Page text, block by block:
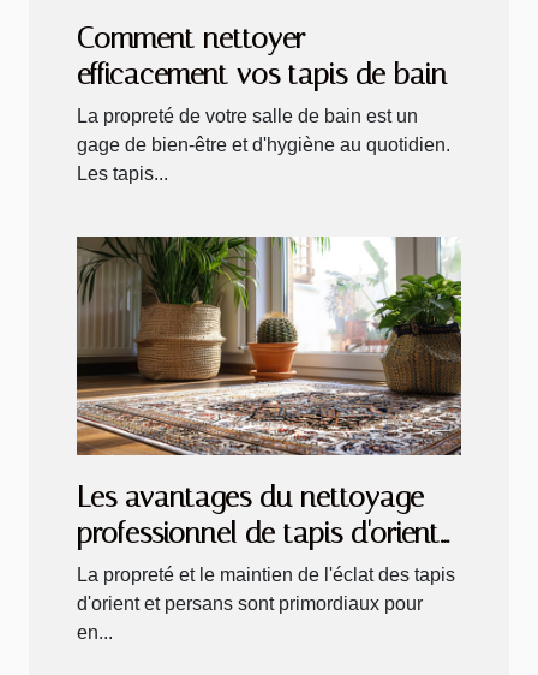
Comment nettoyer
efficacement vos tapis de bain
La propreté de votre salle de bain est un
gage de bien-être et d'hygiène au quotidien.
Les tapis...
Les avantages du nettoyage
professionnel de tapis d'orient
et persan
La propreté et le maintien de l'éclat des tapis
d'orient et persans sont primordiaux pour
en...